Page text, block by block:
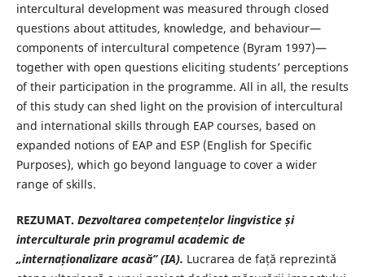
intercultural development was measured through closed
questions about attitudes, knowledge, and behaviour—
components of intercultural competence (Byram 1997)—
together with open questions eliciting students’ perceptions
of their participation in the programme. All in all, the results
of this study can shed light on the provision of intercultural
and international skills through EAP courses, based on
expanded notions of EAP and ESP (English for Specific
Purposes), which go beyond language to cover a wider
range of skills.
REZUMAT. Dezvoltarea competențelor lingvistice și
interculturale prin programul academic de
„internaționalizare acasă” (IA). Lucrarea de față reprezintă